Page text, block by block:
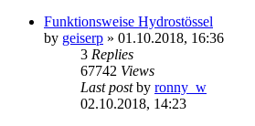
Funktionsweise Hydrostössel
by geiserp » 01.10.2018, 16:36
3 Replies
67742 Views
Last postby ronny_w
02.10.2018, 14:23